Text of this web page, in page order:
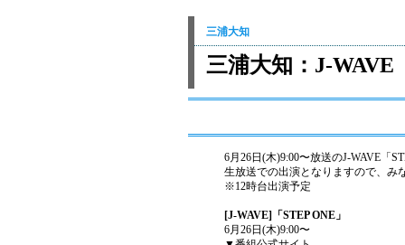
三浦大知
三浦大知：J-WAVE
6月26日(木)9:00〜放送のJ-WAVE「
生放送での出演となりますので、み
※12時台出演予定
[J-WAVE]「STEP ONE」
6月26日(木)9:00〜